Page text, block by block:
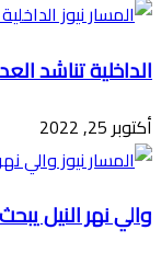
الداخلية تناشد
أكتوبر 25, 2022
والي نهر النيل